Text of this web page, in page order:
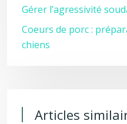
Gérer l’agressivité
Coeurs de porc :
chiens
Articles